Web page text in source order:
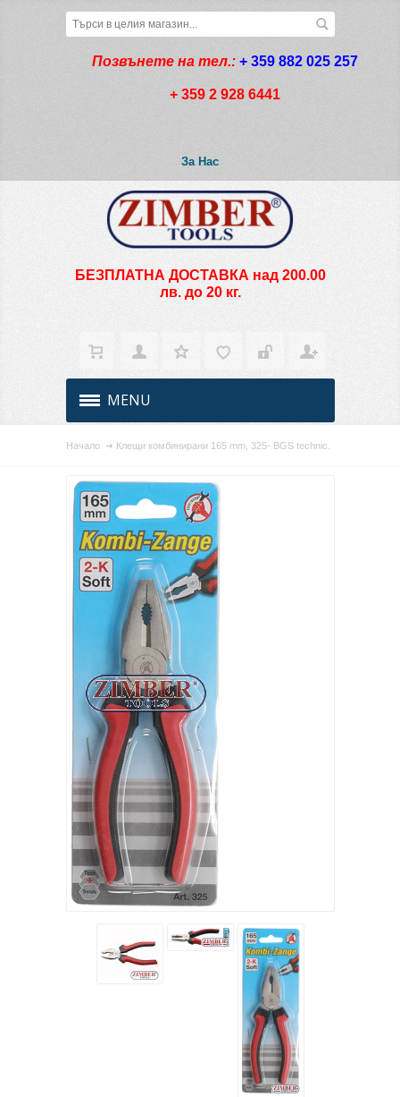
Позвънете на тел.: + 359 882 025 257
+ 359 2 928 6441
За Нас
БЕЗПЛАТНА ДОСТАВКА над 200.00
лв. до 20 кг.
MENU
Начало Клещи комбинирани 165 mm, 325- BGS technic.